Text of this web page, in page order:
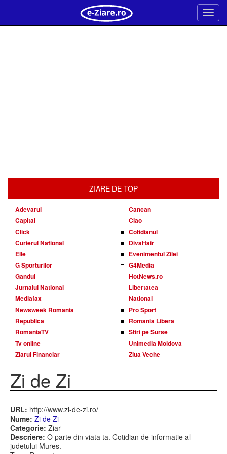
Meniu
ZIARE DE TOP
Adevarul
Cancan
Capital
Ciao
Click
Cotidianul
Curierul National
DivaHair
Elle
Evenimentul Zilei
G Sporturilor
G4Media
Gandul
HotNews.ro
Jurnalul National
Libertatea
Mediafax
National
Newsweek Romania
Pro Sport
Republica
Romania Libera
RomaniaTV
Stiri pe Surse
Tv online
Unimedia Moldova
Ziarul Financiar
Ziua Veche
Zi de Zi
URL: http://www.zi-de-zi.ro/
Nume: Zi de Zi
Categorie: Ziar
Descriere: O parte din viata ta. Cotidian de informatie al
judetului Mures.